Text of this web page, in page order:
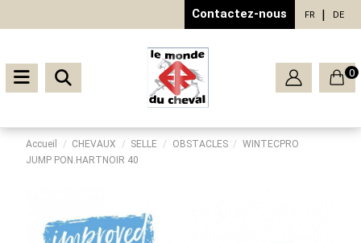
Contactez-nous FR DE
0
Accueil CHEVAUX SELLE OBSTACLES
WINTECPRO
JUMP PON.HARTNOIR 40